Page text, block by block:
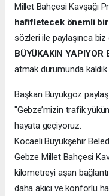
Millet Bahçesi Kavşağı
hafifletecek önemli bir
sözleri ile paylaşınca
BÜYÜKAKIN YAPIYOR
atmak durumunda
Başkan Büyükgöz
"Gebze’mizin trafik
hayata geçiyoruz.
Kocaeli Büyükşehir
Gebze Millet Bahçesi
kilometreyi aşan
daha akıcı ve konforlu